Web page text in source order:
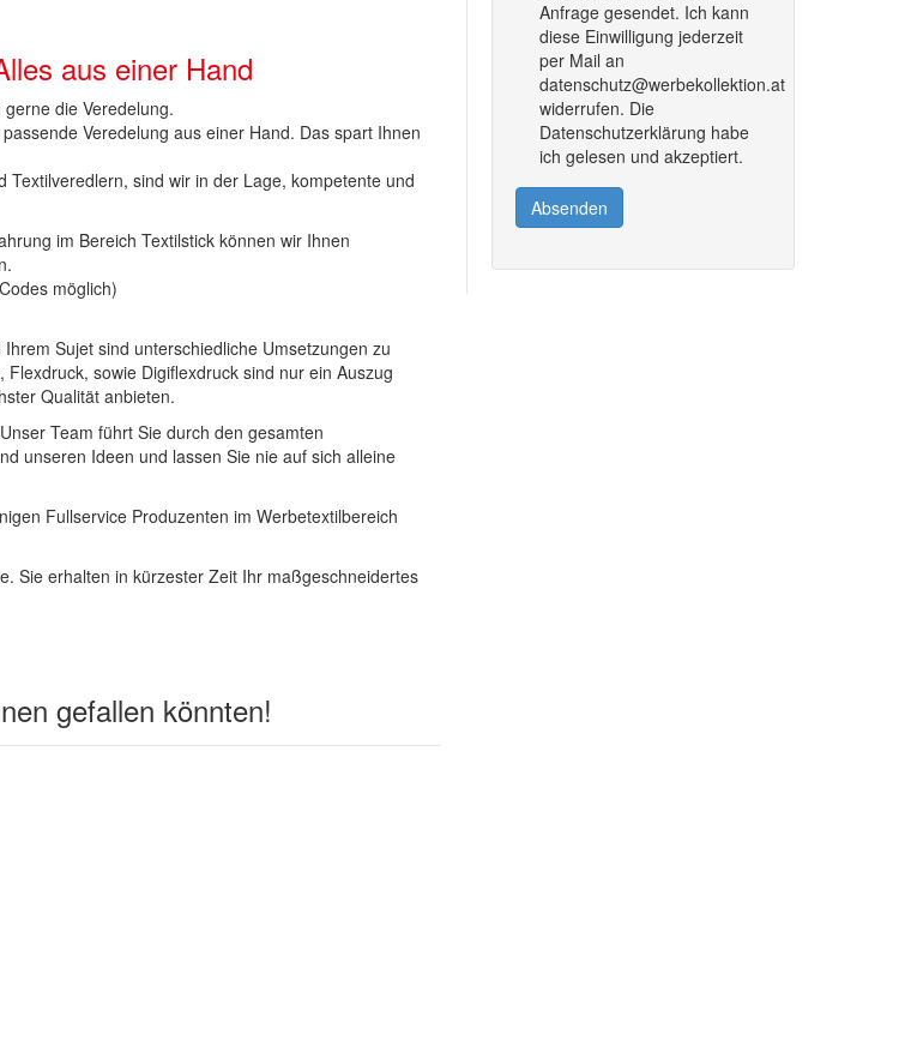
Anfrage gesendet. Ich kann
diese Einwilligung jederzeit
per Mail an
datenschutz@werbekollektion.at
widerrufen. Die
Datenschutzerklärung habe
ich gelesen und akzeptiert.
Absenden
aus einer Hand
die Veredelung.
Veredelung aus einer Hand. Das spart Ihnen
sind wir in der Lage, kompetente und
im Bereich Textilstick können wir Ihnen
möglich)
Sujet sind unterschiedliche Umsetzungen zu
sowie Digiflexdruck sind nur ein Auszug
Qualität anbieten.
Unser Team führt Sie durch den gesamten
unseren Ideen und lassen Sie nie auf sich alleine
Fullservice Produzenten im Werbetextilbereich
Sie erhalten in kürzester Zeit Ihr maßgeschneidertes
gefallen könnten!